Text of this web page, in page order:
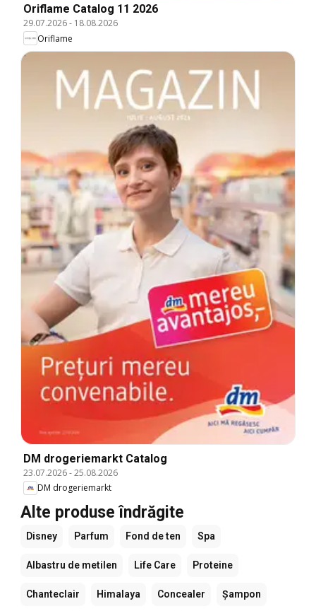
Oriflame Catalog 11 2026
29.07.2026- 18.08.2026
Oriflame
DM drogeriemarkt Catalog
23.07.2026-25.08.2026
DM drogeriemarkt
Alte produse îndrăgite
Disney Parfum Fond de ten Spa
Albastru de metilen Life Care Proteine
Chanteclair Himalaya Concealer Șampon